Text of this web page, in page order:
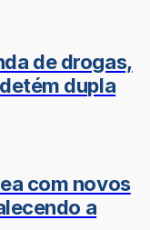
de drogas,
dupla
com novos
a